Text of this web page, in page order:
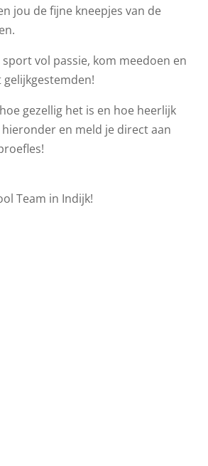
jou de fijne kneepjes van de
sport vol passie, kom meedoen en
gelijkgestemden!
gezellig het is en hoe heerlijk
en meld je direct aan
Team in Indijk!